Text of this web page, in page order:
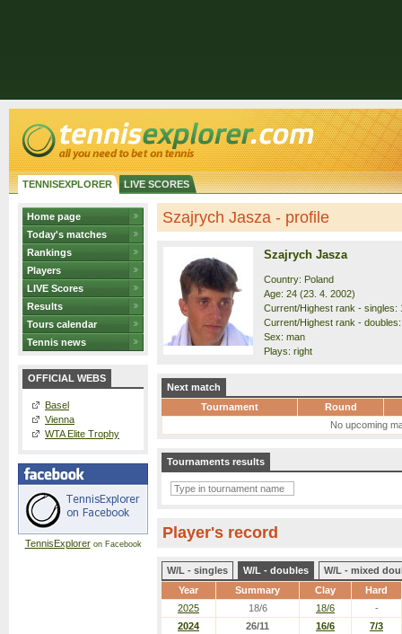
TENNISEXPLORER LIVE SCORES
Home page
Today's matches
Rankings
Players
LIVE Scores
Results
Tours calendar
Tennis news
OFFICIAL WEBS
Basel
Vienna
WTA Elite Trophy
TennisExploreron Facebook
Szajrych Jasza - profile
Szajrych Jasza
Country: Poland
Age: 24 (23. 4. 2002)
Current/Highest rank - singles:
Current/Highest rank -
Sex: man
Plays: right
Next match
Tournament
Round
No upcoming
Tournaments results
Player's record
W/L - singles W/L - doubles
W/L - mixed
Year
Summary Clay Hard
2025 18/6 18/6
-
2024
26/11 16/6
7/3